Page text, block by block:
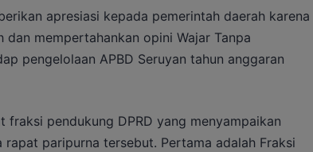
apresiasi kepada pemerintah daerah karena
mempertahankan opini Wajar Tanpa
pengelolaan APBD Seruyan tahun anggaran
fraksi pendukung DPRD yang menyampaikan
rapat paripurna tersebut. Pertama adalah Fraksi